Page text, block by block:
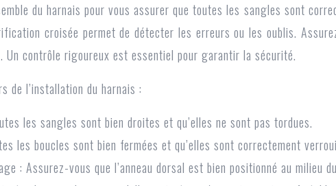
du harnais pour vous assurer que toutes les sangles sont
croisée permet de détecter les erreurs ou les oublis.
Un contrôle rigoureux est essentiel pour garantir la sécurité.
de l’installation du harnais :
les sangles sont bien droites et qu’elles ne sont pas tordues.
les boucles sont bien fermées et qu’elles sont correctement
: Assurez-vous que l’anneau dorsal est bien positionné au milieu